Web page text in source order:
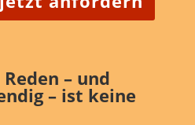
– und
– ist keine
Social-Media-Plattformen werden
anzeigen
Datenschutzerklärung